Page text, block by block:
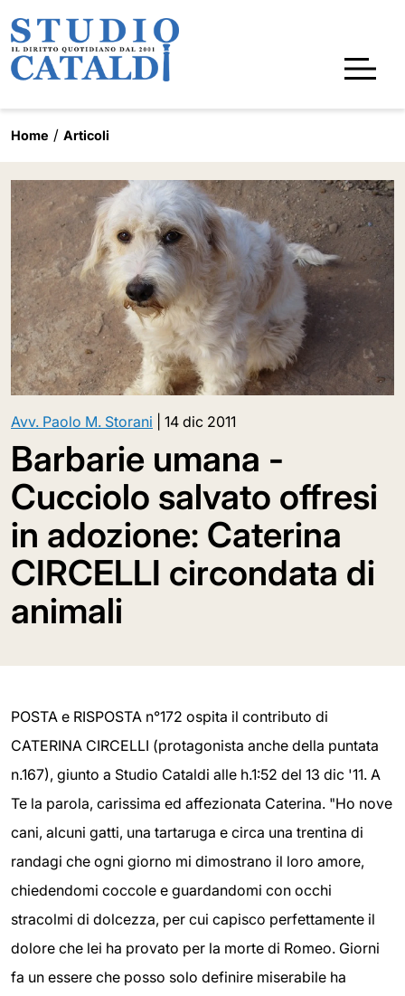
Home Articoli
Avv. Paolo M. Storani 14 dic 2011
Barbarie umana -
Cucciolo salvato offresi
in adozione: Caterina
CIRCELLI circondata di
animali
POSTA e RISPOSTA n°172 ospita il contributo di
CATERINA CIRCELLI (protagonista anche della puntata
n.167), giunto a Studio Cataldi alle h.1:52 del 13 dic '11. A
Te la parola, carissima ed affezionata Caterina. "Ho nove
cani, alcuni gatti, una tartaruga e circa una trentina di
randagi che ogni giorno mi dimostrano il loro amore,
chiedendomi coccole e guardandomi con occhi
stracolmi di dolcezza, per cui capisco perfettamente il
dolore che lei ha provato per la morte di Romeo. Giorni
fa un essere che posso solo definire miserabile ha